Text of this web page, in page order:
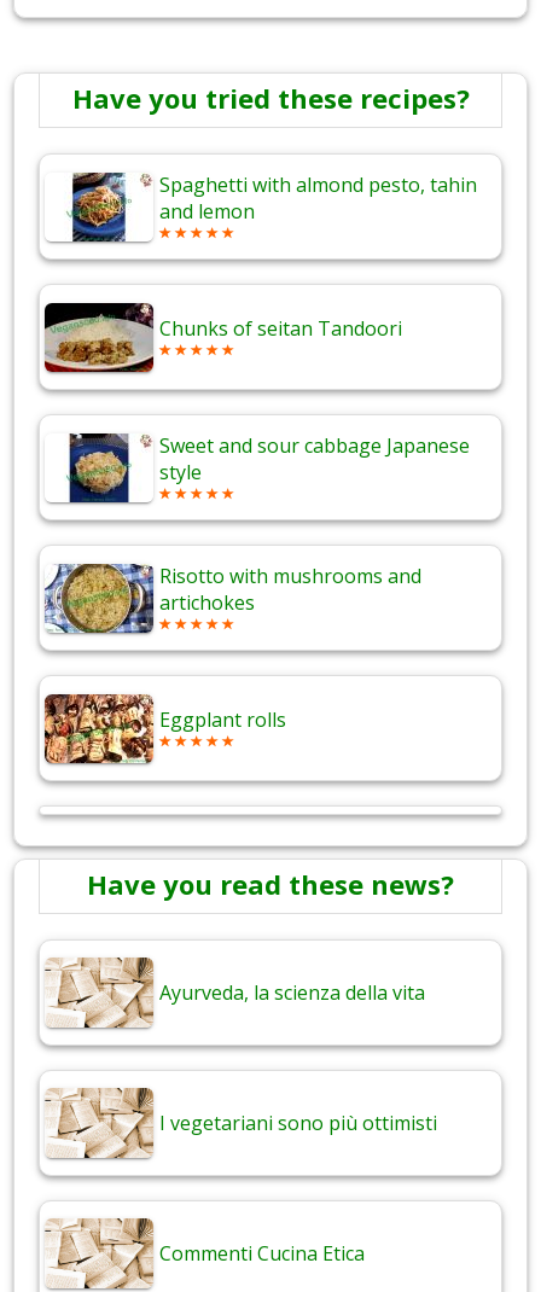
Have you tried these recipes?
Spaghetti with almond pesto, tahin
and lemon
Chunks of seitan Tandoori
Sweet and sour cabbage Japanese
style
Risotto with mushrooms and
artichokes
Eggplant rolls
Have you read these news?
Ayurveda, la scienza della vita
I vegetariani sono più ottimisti
Commenti Cucina Etica